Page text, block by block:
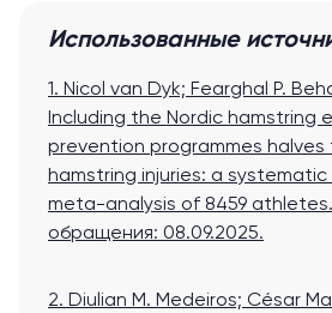
Использованные
1. Nicol van Dyk; Fearghal P.
Including the Nordic hamstring
prevention programmes
hamstring injuries: a systematic
meta-analysis of 8459 athletes
обращения: 08.09.2025.
2. Diulian M. Medeiros; César